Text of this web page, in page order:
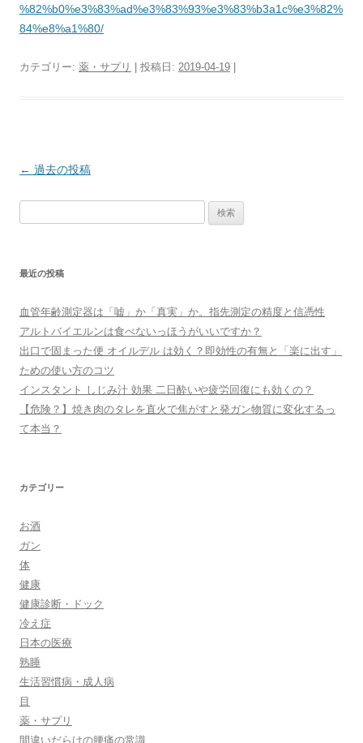
%82%b0%e3%83%ad%e3%83%93%e3%83%b3a1c%e3%82%
84%e8%a1%80/
カテゴリー: 薬・サプリ | 投稿日: 2019-04-19
投
シ
ョ
ン
← 過去の投稿
最近の投稿
血管年齢測定器は「嘘」か「真実」か。指先測定の精度と信憑性
アルトバイエルンは食べないっほうがいいですか？
出口で固まった便 オイルデル は効く？即効性の有無と「楽に出す」
ための使い方のコツ
インスタント しじみ汁 効果 二日酔いや疲労回復にも効くの？
【危険？】焼き肉のタレを直火で焦がすと発ガン物質に変化するっ
て本当？
カテゴリー
お酒
ガン
体
健康
健康診断・ドック
冷え症
日本の医療
熟睡
生活習慣病・成人病
目
薬・サプリ
間違いだらけの腰痛の常識